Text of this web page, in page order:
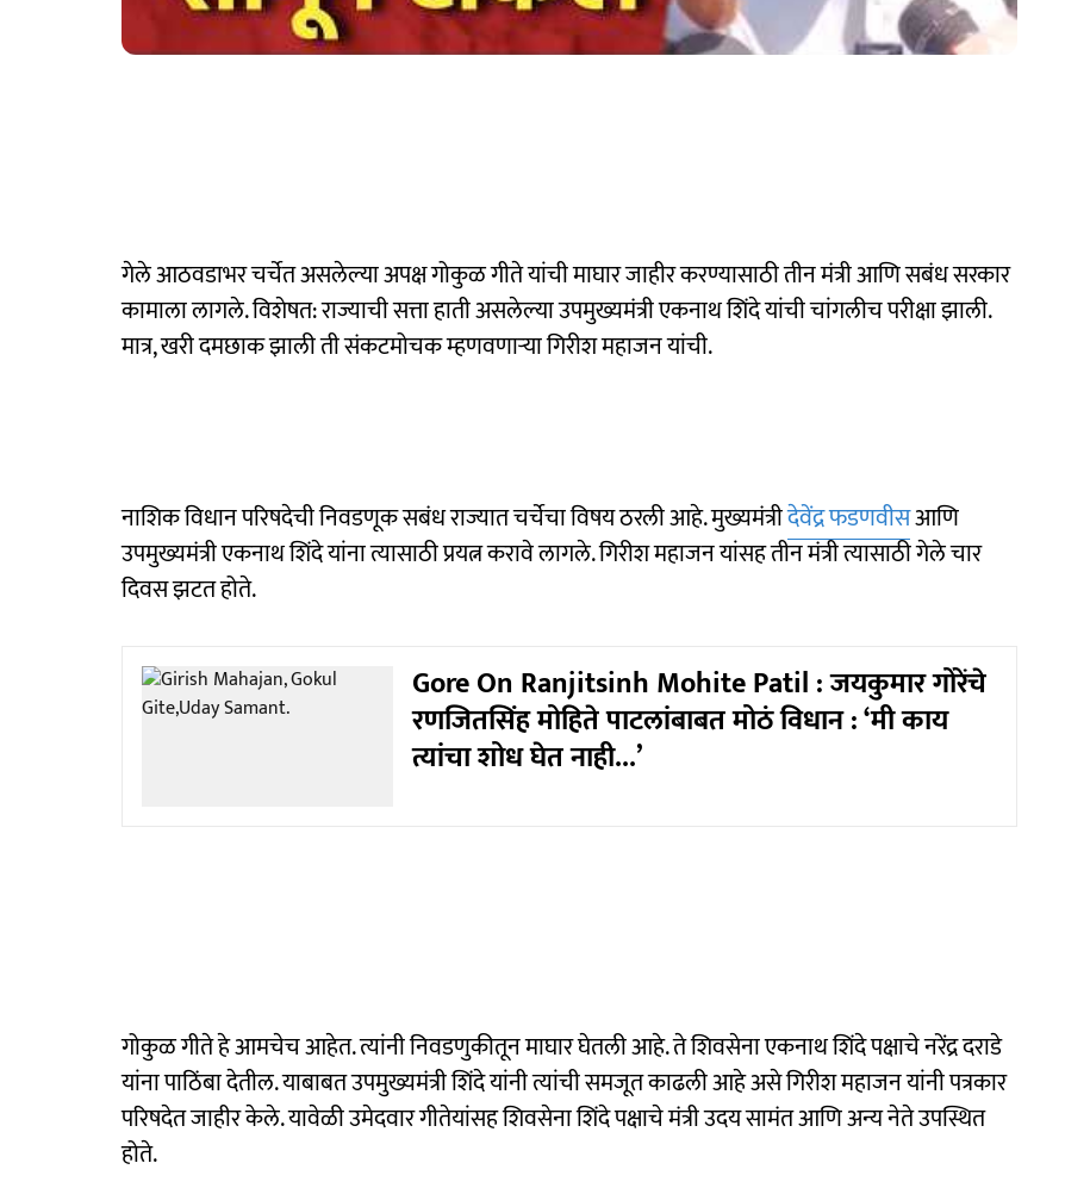
गेले आठवडाभर चर्चेत असलेल्या अपक्ष गोकुळ गीते यांची माघार जाहीर करण्यासाठी तीन मंत्री आणि सबंध सरकार
कामाला लागले. विशेषत: राज्याची सत्ता हाती असलेल्या उपमुख्यमंत्री एकनाथ शिंदे यांची चांगलीच परीक्षा झाली.
मात्र, खरी दमछाक झाली ती संकटमोचक म्हणवणाऱ्या गिरीश महाजन यांची.
नाशिक विधान परिषदेची निवडणूक सबंध राज्यात चर्चेचा विषय ठरली आहे. मुख्यमंत्रीदेवेंद्र फडणवीसआणि
उपमुख्यमंत्री एकनाथ शिंदे यांना त्यासाठी प्रयत्न करावे लागले. गिरीश महाजन यांसह तीन मंत्री त्यासाठी गेले चार
दिवस झटत होते.
Gore On Ranjitsinh Mohite Patil : जयकुमार गोरेंचे
रणजितसिंह मोहिते पाटलांबाबत मोठं विधान : ‘मी काय
त्यांचा शोध घेत नाही...’
गोकुळ गीते हे आमचेच आहेत. त्यांनी निवडणुकीतून माघार घेतली आहे. ते शिवसेना एकनाथ शिंदे पक्षाचे नरेंद्र दराडे
यांना पाठिंबा देतील. याबाबत उपमुख्यमंत्री शिंदे यांनी त्यांची समजूत काढली आहे असे गिरीश महाजन यांनी पत्रकार
परिषदेत जाहीर केले. यावेळी उमेदवार गीतेयांसह शिवसेना शिंदे पक्षाचे मंत्री उदय सामंत आणि अन्य नेते उपस्थित
होते.